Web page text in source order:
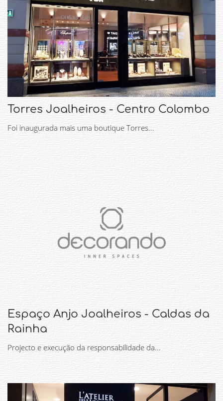
Torres Joalheiros - Centro Colombo
Foi inaugurada mais uma boutique Torres...
Espaço Anjo Joalheiros - Caldas da
Rainha
Projecto e execução da responsabilidade da...